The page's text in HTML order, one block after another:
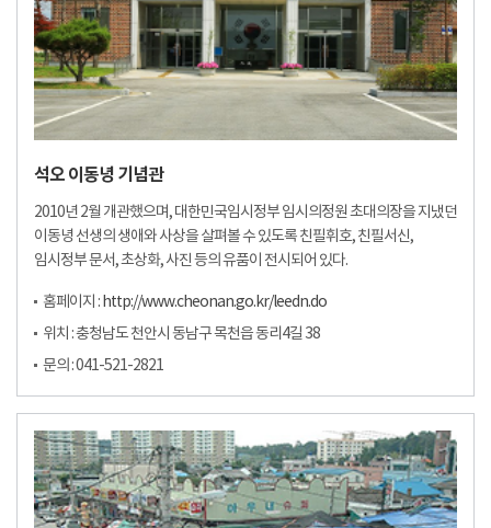
석오 이동녕 기념관
2010년 2월 개관했으며, 대한민국임시정부 임시의정원 초대의장을 지냈던
이동녕 선생의 생애와 사상을 살펴볼 수 있도록 친필휘호, 친필서신,
임시정부 문서, 초상화, 사진 등의 유품이 전시되어 있다.
홈페이지 : http://www.cheonan.go.kr/leedn.do
위치 : 충청남도 천안시 동남구 목천읍 동리4길 38
문의 : 041-521-2821